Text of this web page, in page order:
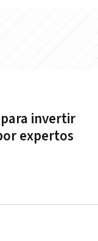
para invertir
expertos